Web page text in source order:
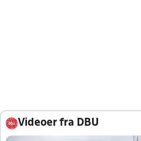
Videoer fra DBU